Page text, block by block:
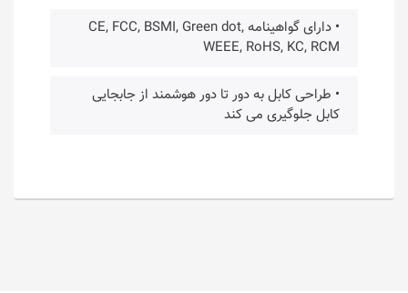
• دارای گواهینامه CE, FCC, BSMI, Green dot,
WEEE, RoHS, KC, RCM
• طراحی کابل به دور تا دور هوشمند از جابجایی
کابل جلوگیری می کند